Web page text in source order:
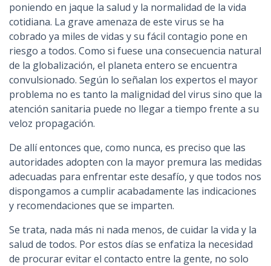
poniendo en jaque la salud y la normalidad de la vida
cotidiana. La grave amenaza de este virus se ha
cobrado ya miles de vidas y su fácil contagio pone en
riesgo a todos. Como si fuese una consecuencia natural
de la globalización, el planeta entero se encuentra
convulsionado. Según lo señalan los expertos el mayor
problema no es tanto la malignidad del virus sino que la
atención sanitaria puede no llegar a tiempo frente a su
veloz propagación.
De allí entonces que, como nunca, es preciso que las
autoridades adopten con la mayor premura las medidas
adecuadas para enfrentar este desafío, y que todos nos
dispongamos a cumplir acabadamente las indicaciones
y recomendaciones que se imparten.
Se trata, nada más ni nada menos, de cuidar la vida y la
salud de todos. Por estos días se enfatiza la necesidad
de procurar evitar el contacto entre la gente, no solo